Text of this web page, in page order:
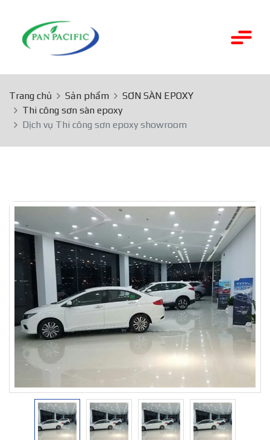
Trang chủ Sản phẩm
SƠN SÀN EPOXY
Thi công sơn sàn epoxy
Dịch vụ Thi công sơn epoxy showroom